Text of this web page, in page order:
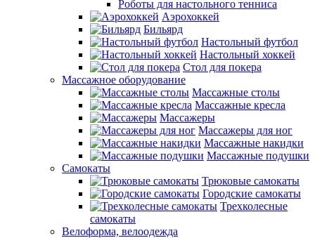
Роботы для настольного тенниса
Аэрохоккей
Бильярд
Настольный футбол
Настольный хоккей
Стол для покера
Массажное оборудование
Массажные столы
Массажные кресла
Массажеры
Массажеры для ног
Массажные накидки
Массажные подушки
Самокаты
Трюковые самокаты
Городские самокаты
Трехколесные
самокаты
Велоформа, велоодежда